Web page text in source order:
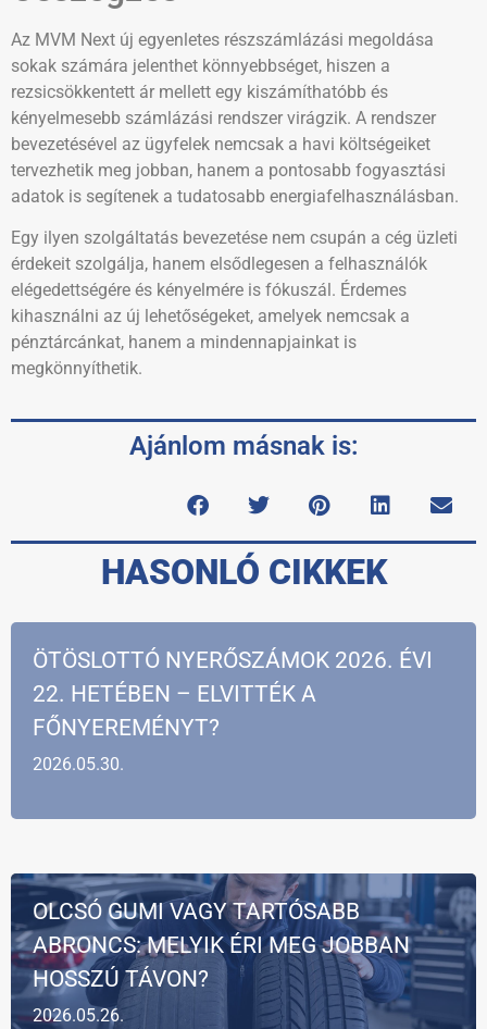
Az MVM Next új egyenletes részszámlázási megoldása
sokak számára jelenthet könnyebbséget, hiszen a
rezsicsökkentett ár mellett egy kiszámíthatóbb és
kényelmesebb számlázási rendszer virágzik. A rendszer
bevezetésével az ügyfelek nemcsak a havi költségeiket
tervezhetik meg jobban, hanem a pontosabb fogyasztási
adatok is segítenek a tudatosabb energiafelhasználásban.
Egy ilyen szolgáltatás bevezetése nem csupán a cég üzleti
érdekeit szolgálja, hanem elsődlegesen a felhasználók
elégedettségére és kényelmére is fókuszál. Érdemes
kihasználni az új lehetőségeket, amelyek nemcsak a
pénztárcánkat, hanem a mindennapjainkat is
megkönnyíthetik.
Ajánlom másnak is:
HASONLÓ CIKKEK
2026.05.30.
ÖTÖSLOTTÓ NYERŐSZÁMOK 2026. ÉVI
22. HETÉBEN – ELVITTÉK A
FŐNYEREMÉNYT?
2026.05.26.
OLCSÓ GUMI VAGY TARTÓSABB
ABRONCS: MELYIK ÉRI MEG JOBBAN
HOSSZÚ TÁVON?